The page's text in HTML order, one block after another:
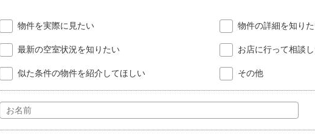
物件を実際に見たい 物件の詳細を知り
最新の空室状況を知りたい お店に行って相談
似た条件の物件を紹介してほしい その他